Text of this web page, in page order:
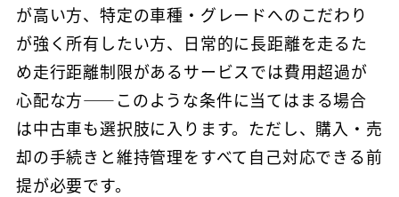
が高い方、特定の車種・グレードへのこだわり
が強く所有したい方、日常的に長距離を走るた
め走行距離制限があるサービスでは費用超過が
心配な方——このような条件に当てはまる場合
は中古車も選択肢に入ります。ただし、購入・売
却の手続きと維持管理をすべて自己対応できる前
提が必要です。